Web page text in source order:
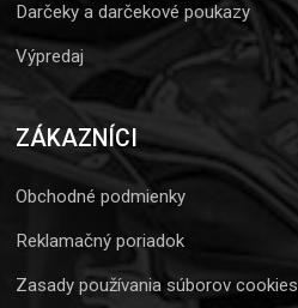
Darčeky a darčekové poukazy
Výpredaj
ZÁKAZNÍCI
Obchodné podmienky
Reklamačný poriadok
Zasady používania súborov cookies